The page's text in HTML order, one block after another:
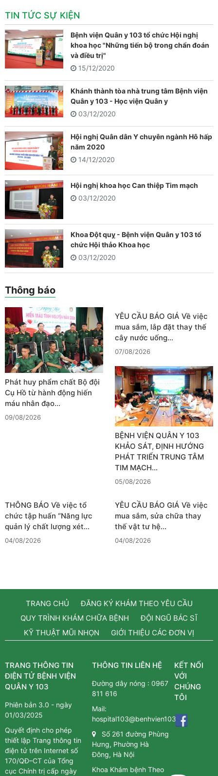
TIN TỨC SỰ KIỆN
Bệnh viện Quân y 103 tổ chức Hội nghị
khoa học "Những tiến bộ trong chẩn đoán
và điều trị"
15/12/2020
Khánh thành tòa nhà trung tâm Bệnh viện
Quân y 103 - Học viện Quân y
03/12/2020
Hội nghị Quân dân Y chuyên ngành Hô hấp
năm 2020
14/12/2020
Hội nghị khoa học Can thiệp Tim mạch
03/12/2020
Khoa Đột quỵ - Bệnh viện Quân y 103 tổ
chức Hội thảo Khoa học
03/12/2020
Thông báo
Phát huy phẩm chất Bộ đội
Cụ Hồ từ hành động hiến
máu nhân đạo…
09/08/2026
YÊU CẦU BÁO GIÁ Về việc
mua sắm, lắp đặt thay thế
cây nước uống…
07/08/2026
BỆNH VIỆN QUÂN Y 103
KHẢO SÁT, ĐỊNH HƯỚNG
PHÁT TRIỂN TRUNG TÂM
TIM MẠCH…
05/08/2026
THÔNG BÁO Về việc tổ
chức tập huấn “Năng lực
quản lý chất lượng xét…
04/08/2026
YÊU CẦU BÁO GIÁ Về việc
mua sắm, sửa chữa thay
thế vật tư hệ…
04/08/2026
TRANG CHỦ
ĐĂNG KÝ KHÁM THEO YÊU CẦU
QUY TRÌNH KHÁM CHỮA BỆNH
ĐỘI NGŨ BÁC SĨ
KỸ THUẬT MŨI NHỌN
GIỚI THIỆU CÁC ĐƠN VỊ
TRANG THÔNG TIN
ĐIỆN TỬ BỆNH VIỆN
QUÂN Y 103
Phiên bản 3.0 - ngày
01/03/2025
Quyết định cho phép
thiết lập Trang thông tin
điện tử trên Internet số
170/QĐ–CT của Tổng
cục Chính trị cấp ngày
THÔNG TIN LIÊN HỆ
Đường dây nóng :0967
811 616
Mail:
hospital103@benhvien103.vn
Số 261 đường Phùng
Hưng, Phường Hà
Đông, Hà Nội
Khoa Khám bệnh Theo
KẾT NỐI
VỚI
CHÚNG
TÔI